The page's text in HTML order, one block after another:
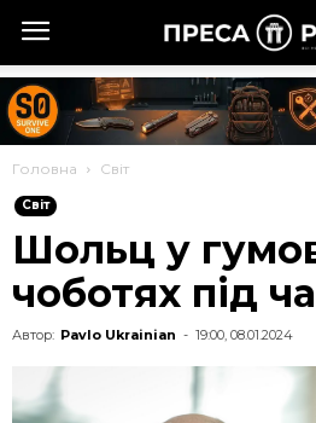
Головна Cвіт
Cвіт
Шольц у
чоботях під
Автор: Pavlo Ukrainian - 19:00, 08.01.2024